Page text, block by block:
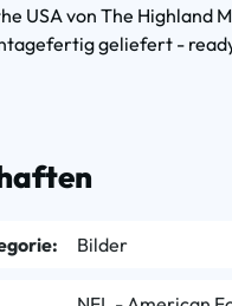
USA von The Highland
geliefert -
Bilder